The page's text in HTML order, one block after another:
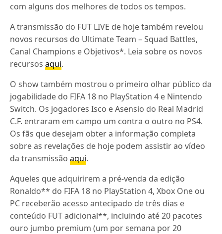
com alguns dos melhores de todos os tempos.
A transmissão do FUT LIVE de hoje também revelou
novos recursos do Ultimate Team – Squad Battles,
Canal Champions e Objetivos*. Leia sobre os novos
recursosaqui.
O show também mostrou o primeiro olhar público da
jogabilidade do FIFA 18 no PlayStation 4 e Nintendo
Switch. Os jogadores Isco e Asensio do Real Madrid
C.F. entraram em campo um contra o outro no PS4.
Os fãs que desejam obter a informação completa
sobre as revelações de hoje podem assistir ao vídeo
da transmissãoaqui.
Aqueles que adquirirem a pré-venda da edição
Ronaldo** do FIFA 18 no PlayStation 4, Xbox One ou
PC receberão acesso antecipado de três dias e
conteúdo FUT adicional**, incluindo até 20 pacotes
ouro jumbo premium (um por semana por 20